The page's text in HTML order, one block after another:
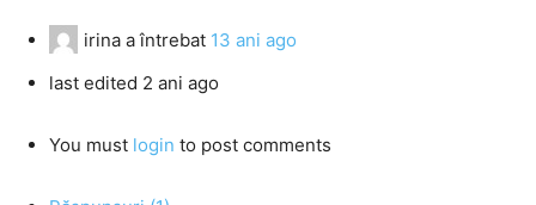
irina a întrebat 13 ani ago
last edited 2 ani ago
You must login to post comments